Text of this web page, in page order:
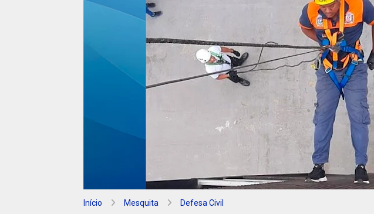
Início Mesquita Defesa Civil